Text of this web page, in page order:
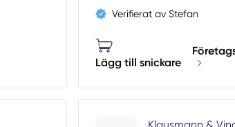
Verifierat av Stefan
Lägg till snickare